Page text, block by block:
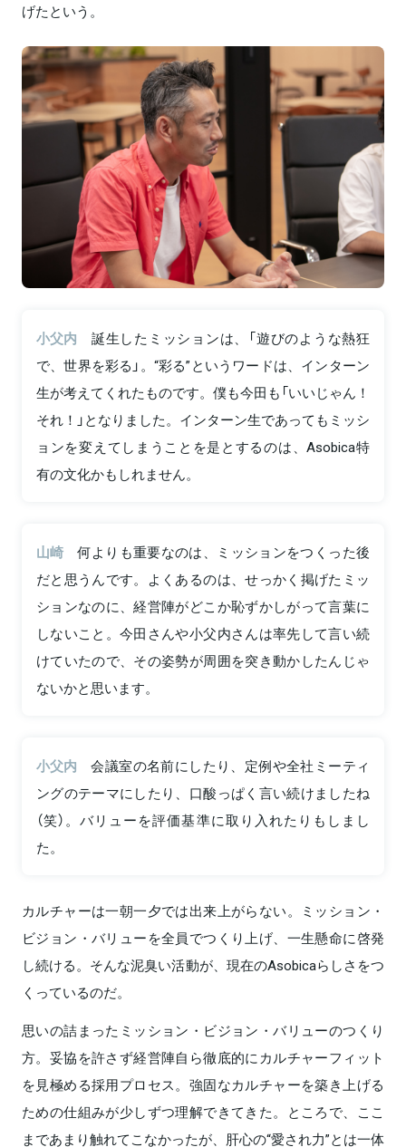
げたという。
小父内
誕生したミッションは、「遊びのような熱狂
で、世界を彩る」。“彩る”というワードは、インターン
生が考えてくれたものです。僕も今田も「いいじゃん！
それ！」となりました。インターン生であってもミッシ
ョンを変えてしまうことを是とするのは、Asobica特
有の文化かもしれません。
山崎
何よりも重要なのは、ミッションをつくった後
だと思うんです。よくあるのは、せっかく掲げたミッ
ションなのに、経営陣がどこか恥ずかしがって言葉に
しないこと。今田さんや小父内さんは率先して言い続
けていたので、その姿勢が周囲を突き動かしたんじゃ
ないかと思います。
小父内
会議室の名前にしたり、定例や全社ミーティ
ングのテーマにしたり、口酸っぱく言い続けましたね
（笑）。バリューを評価基準に取り入れたりもしまし
た。
カルチャーは一朝一夕では出来上がらない。ミッション・
ビジョン・バリューを全員でつくり上げ、一生懸命に啓発
し続ける。そんな泥臭い活動が、現在のAsobicaらしさをつ
くっているのだ。
思いの詰まったミッション・ビジョン・バリューのつくり
方。妥協を許さず経営陣自ら徹底的にカルチャーフィット
を見極める採用プロセス。強固なカルチャーを築き上げる
ための仕組みが少しずつ理解できてきた。ところで、ここ
まであまり触れてこなかったが、肝心の“愛され力”とは一体